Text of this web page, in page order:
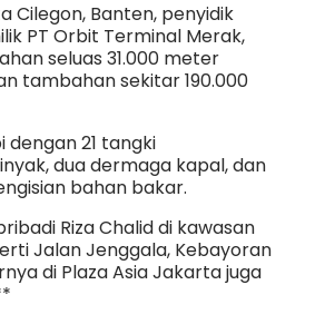
Cilegon, Banten, penyidik
PT Orbit Terminal Merak,
seluas 31.000 meter
tambahan sekitar 190.000
dengan 21 tangki
dua dermaga kapal, dan
bahan bakar.
Riza Chalid di kawasan
Jalan Jenggala, Kebayoran
di Plaza Asia Jakarta juga